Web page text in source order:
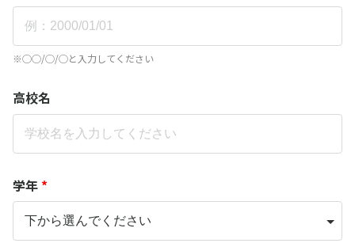
※◯◯/◯/◯と入力してください
高校名
学年 *